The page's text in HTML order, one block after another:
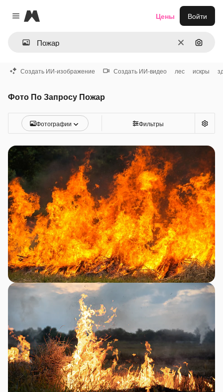
Close menu
Magnific
ОчиститьПоиск
Цены Войти
Создать ИИ-изображение Создать ИИ-видео лес искры
Фото По Запросу Пожар
Фотографии Фильтры